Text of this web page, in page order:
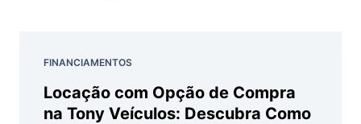
FINANCIAMENTOS
Locação com Opção de Compra
na Tony Veículos: Descubra Como